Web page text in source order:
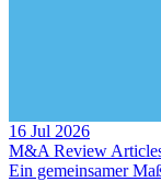
16 Jul 2026
M&A Review
Ein gemeinsamer